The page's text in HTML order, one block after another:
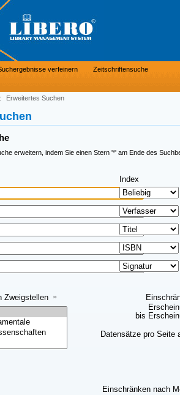
verfeinern Zeitschriftensuche
: Erweitertes Suchen
erweitern, indem Sie einen Stern '*' am Ende des
Index
bis
Datensätze pro Seite
Zweigstellen
Einschränken nach